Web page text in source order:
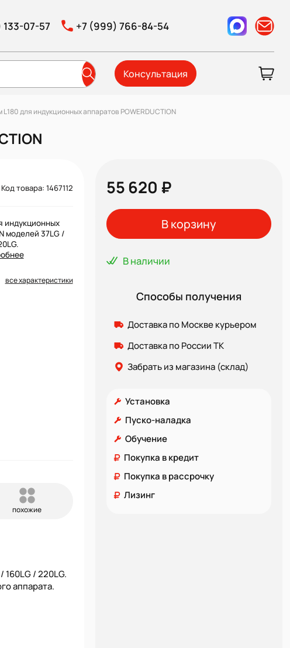
133-07-57 +7 (999) 766-84-54
Консультация
для индукционных аппаратов POWERDUCTION
Код товара: 1467112
индукционных
моделей 37LG /
все характеристики
похожие
160LG / 220LG.
аппарата.
55 620 ₽
В корзину
В наличии
Способы получения
Доставка по Москве курьером
Доставка по России ТК
Забрать из магазина (склад)
Установка
Пуско-наладка
Обучение
Покупка в кредит
Покупка в рассрочку
Лизинг